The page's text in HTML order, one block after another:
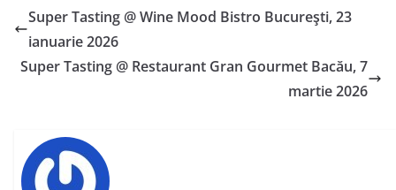
Super Tasting @ Wine Mood Bistro Bucureşti, 23
ianuarie 2026
Super Tasting @ Restaurant Gran Gourmet Bacău, 7
martie 2026